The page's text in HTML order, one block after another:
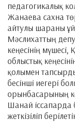
педагогикалық
Жанаева сахна
айтулы шараны
Мәслихаттың
кеңесінің
облыстық
қолымен
бесінші иегері
орынбасарының
Шанай іссапарда
жеткізіліп